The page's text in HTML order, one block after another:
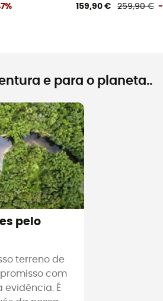
159,90 € 259,90 € -
e para o planeta..
pelo
terreno de
com
evidência. É